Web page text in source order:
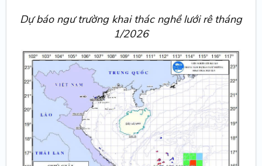
Dự báo ngư trường khai thác nghề lưới rê tháng
1/2026